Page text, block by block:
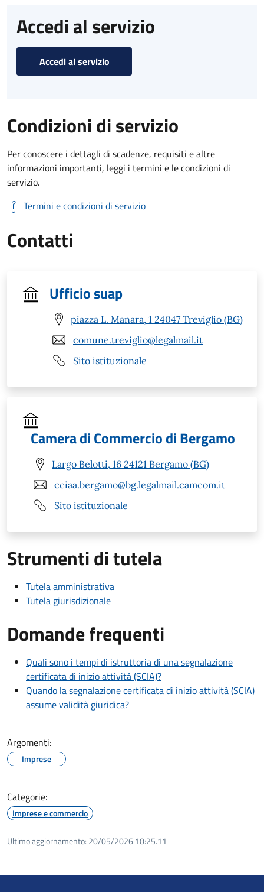
Accedi al servizio
Accedi al servizio
Condizioni di servizio
Per conoscere i dettagli di scadenze, requisiti e altre
informazioni importanti, leggi i termini e le condizioni di
servizio.
Termini e condizioni di servizio
Contatti
Ufficio suap
piazza L. Manara, 1 24047 Treviglio (BG)
comune.treviglio@legalmail.it
Sito istituzionale
Camera di Commercio di Bergamo
Largo Belotti, 16 24121 Bergamo (BG)
cciaa.bergamo@bg.legalmail.camcom.it
Sito istituzionale
Strumenti di tutela
Tutela amministrativa
Tutela giurisdizionale
Domande frequenti
Quali sono i tempi di istruttoria di una segnalazione
certificata di inizio attività (SCIA)?
Quando la segnalazione certificata di inizio attività (SCIA)
assume validità giuridica?
Argomenti:
Imprese
Categorie:
Imprese e commercio
Ultimo aggiornamento: 20/05/2026 10:25.11